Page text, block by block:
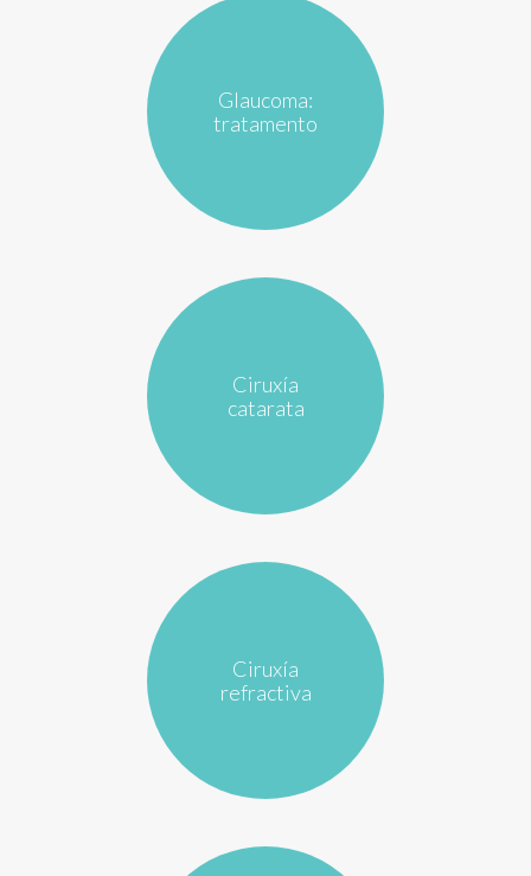
Glaucoma:
tratamento
Ciruxía
catarata
Ciruxía
refractiva